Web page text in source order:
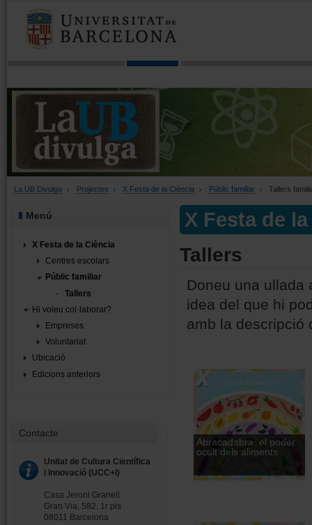
La UB Divulga Projectes X Festa de la Ciència Públic familiar Tallers
X Festa de
Tallers
Doneu una ullada
idea del que hi
amb la descripció
Abracadabra: el poder
ocult dels aliments
Menú
X Festa de la Ciència
Centres escolars
Públic familiar
Tallers
Hi voleu col·laborar?
Empreses
Voluntariat
Ubicació
Edicions anteriors
Contacte
Unitat de Cultura Científica
i Innovació (UCC+I)
Casa Jeroni Granell
Gran Via, 582, 1r pis
08011 Barcelona